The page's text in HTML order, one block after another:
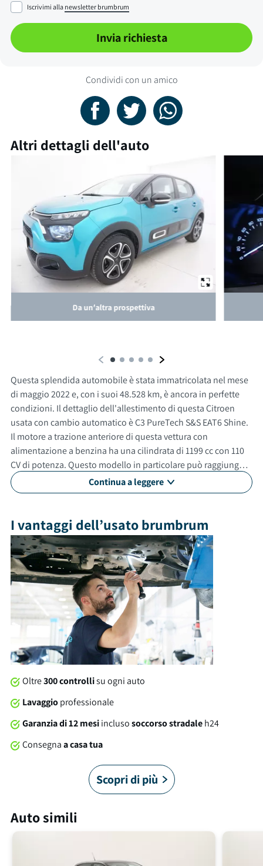
Iscrivimi alla newsletter brumbrum
Invia richiesta
Condividi con un amico
Altri dettagli dell'auto
Da un'altra prospettiva
Questa splendida automobile è stata immatricolata nel mese
di maggio 2022 e, con i suoi 48.528 km, è ancora in perfette
condizioni. Il dettaglio dell'allestimento di questa Citroen
usata con cambio automatico è C3 PureTech S&S EAT6 Shine.
Il motore a trazione anteriore di questa vettura con
alimentazione a benzina ha una cilindrata di 1199 cc con 110
CV di potenza. Questo modello in particolare può raggiungere
una velocità massima di 193 km/h. Con un consumo medio di
4.7 litri ogni 100 km. Questa auto usata è adatta anche per
interni in sono di colore nero. La vettura ha 5 porte, 5 posti a
sedere e un bagagliaio con capacità di 300 litri. Tra gli optional
e le dotazioni troviamo: climatizzatore automatico e molto
altro ancora. Al momento della consegna, questa automobile
sarà soggetta a lavaggio professionale compreso nel prezzo.
Su tutte le nostre auto offriamo una garanzia brumbrum di 12
mesi dalla consegna con soccorso stradale 24/7 in Italia e in
Europa. Sei pronto a partire?
Continua a leggere
I vantaggi dell’usato brumbrum
Oltre300 controllisu ogni auto
Lavaggioprofessionale
Garanzia di 12 mesiinclusosoccorso stradaleh24
Consegnaa casa tua
Scopri di più
Auto simili